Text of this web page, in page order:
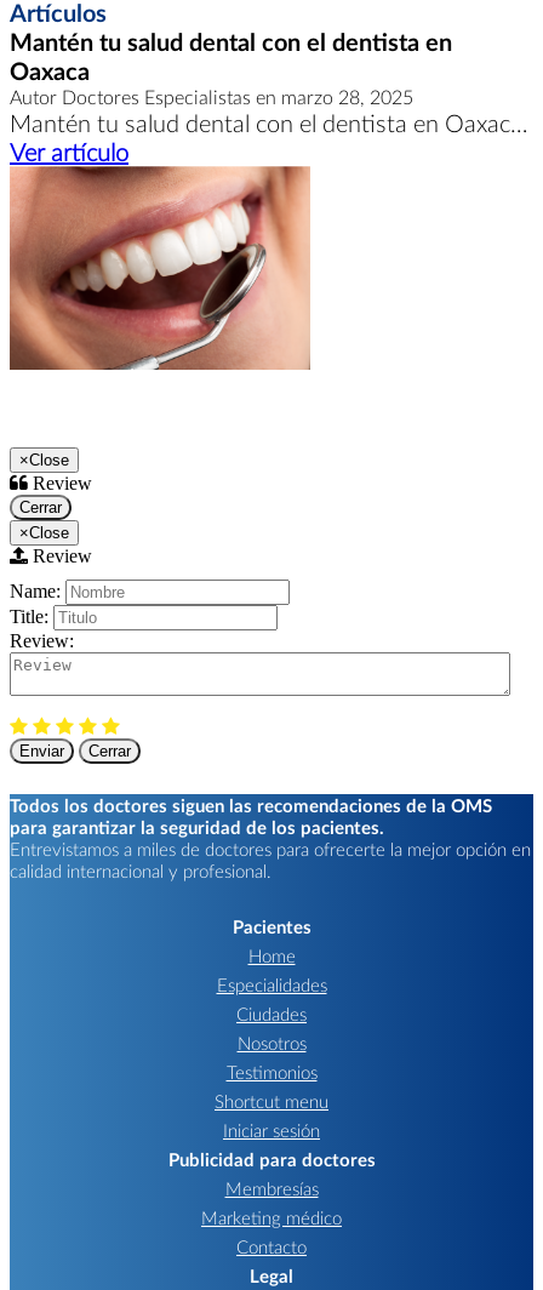
Artículos
Mantén tu salud dental con el dentista en
Oaxaca
Autor Doctores Especialistas en marzo 28, 2025
Mantén tu salud dental con el dentista en Oaxaca, quien ofrece tratamientos preventivos y restaurativos para asegurar una sonrisa saludable y bien cuidada.
Ver artículo
×Close
Review
Cerrar
×Close
Review
Name:
Title:
Review:
Enviar Cerrar
Todos los doctores siguen las recomendaciones de la OMS
para garantizar la seguridad de los pacientes.
Entrevistamos a miles de doctores para ofrecerte la mejor opción en
calidad internacional y profesional.
Pacientes
Home
Especialidades
Ciudades
Nosotros
Testimonios
Shortcut menu
Iniciar sesión
Publicidad para doctores
Membresías
Marketing médico
Contacto
Legal